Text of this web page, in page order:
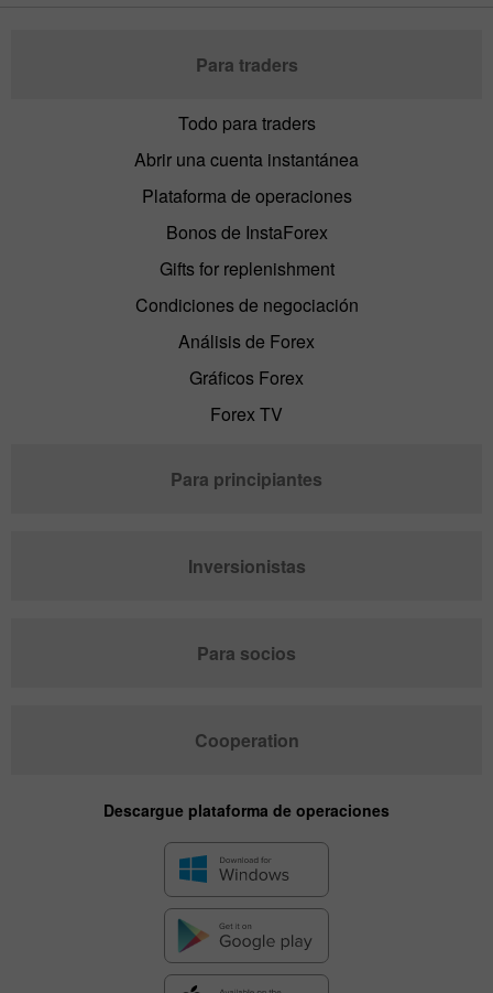
Para traders
Todo para traders
Abrir una cuenta instantánea
Plataforma de operaciones
Bonos de InstaForex
Gifts for replenishment
Condiciones de negociación
Análisis de Forex
Gráficos Forex
Forex TV
Para principiantes
Inversionistas
Para socios
Cooperation
Descargue plataforma de operaciones